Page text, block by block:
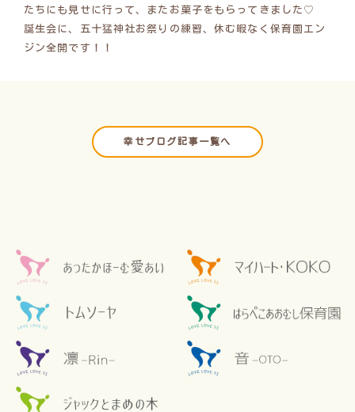
たちにも見せに行って、またお菓子をもらってきました♡
誕生会に、五十猛神社お祭りの練習、休む暇なく保育園エン
ジン全開です！！
幸せブログ記事一覧へ